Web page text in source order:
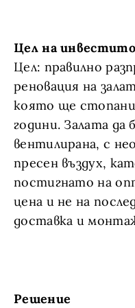
Цел на
Цел: правилно
реновация на
която ще
години. Залата да
вентилирана, с
пресен въздух,
постигнато на
цена и не на
доставка и
Решение